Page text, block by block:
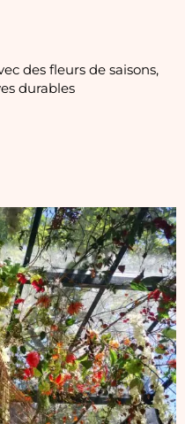
des fleurs de saisons,
durables